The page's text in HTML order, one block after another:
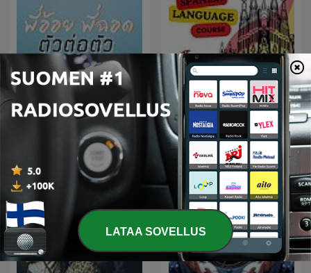
พี่อ้อยพี่ฉอด ตัวต่อตัว Speak Spanish
LATAA SOVELLUS